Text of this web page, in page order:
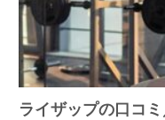
ライザップの口コ